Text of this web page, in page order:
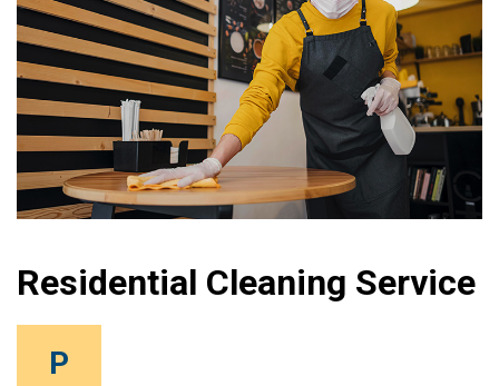
Residential Cleaning Service
P